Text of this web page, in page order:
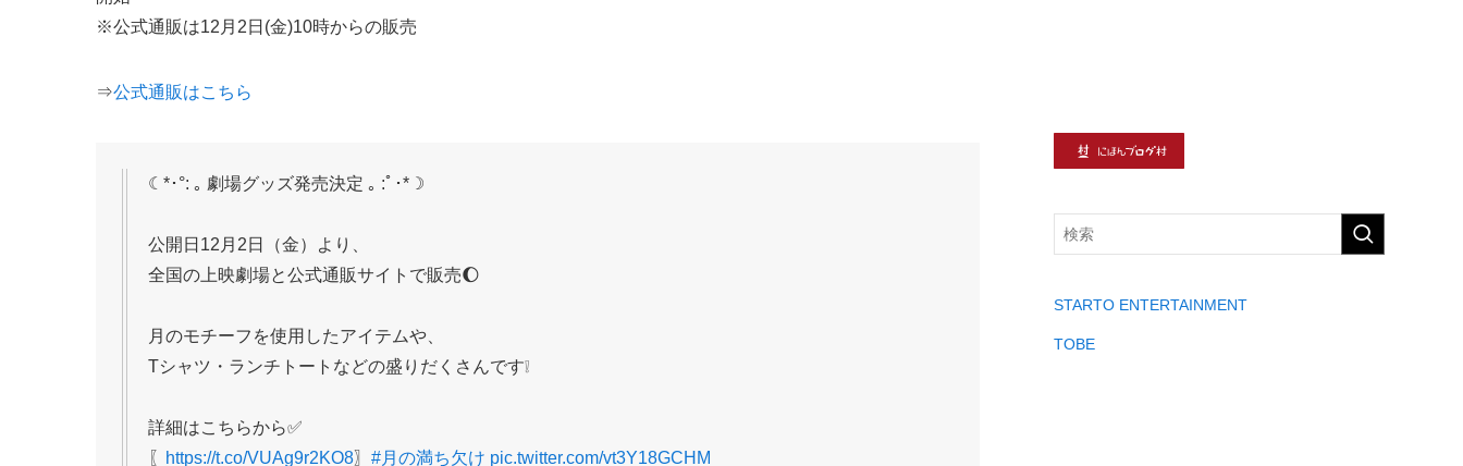
※公式通販は12月2日(金)10時からの販売
⇒公式通販はこちら
☾*･°: ｡ 劇場グッズ発売決定 ｡ :ﾟ･*☽
公開日12月2日（金）より、
全国の上映劇場と公式通販サイトで販売🌔
月のモチーフを使用したアイテムや、
Tシャツ・ランチトートなどの盛りだくさんです❕
詳細はこちらから✅
〖
https://t.co/VUAg9r2KO8〗 #月の満ち欠け pic.twitter.com/vt3Y18GCHM
STARTO ENTERTAINMENT
TOBE